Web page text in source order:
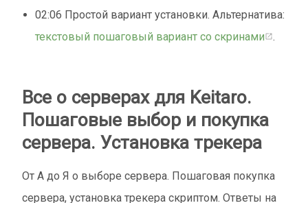
02:06 Простой вариант установки. Альтернатива:
текстовый пошаговый вариант со скринами
.
Все о серверах для Keitaro.
Пошаговые выбор и покупка
сервера. Установка трекера
От А до Я о выборе сервера. Пошаговая покупка
сервера, установка трекера скриптом. Ответы на